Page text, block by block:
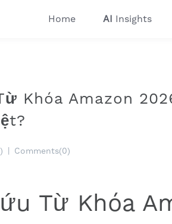
Home AI Insights
Khóa Amazon
Comments(0)
Từ Khóa